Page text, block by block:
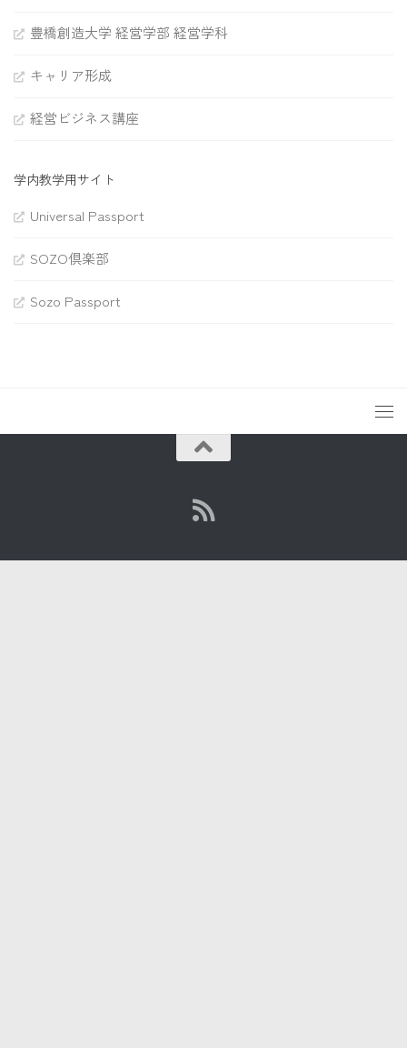
豊橋創造大学 経営学部 経営学科
キャリア形成
経営ビジネス講座
学内教学用サイト
Universal Passport
SOZO倶楽部
Sozo Passport